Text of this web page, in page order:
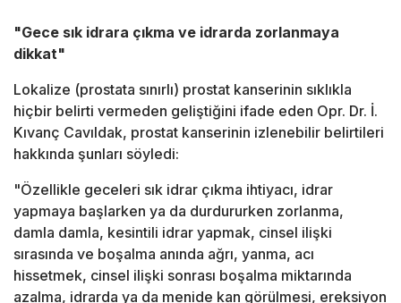
"Gece sık idrara çıkma ve idrarda zorlanmaya
dikkat"
Lokalize (prostata sınırlı) prostat kanserinin sıklıkla
hiçbir belirti vermeden geliştiğini ifade eden Opr. Dr. İ.
Kıvanç Cavıldak, prostat kanserinin izlenebilir belirtileri
hakkında şunları söyledi:
"Özellikle geceleri sık idrar çıkma ihtiyacı, idrar
yapmaya başlarken ya da durdururken zorlanma,
damla damla, kesintili idrar yapmak, cinsel ilişki
sırasında ve boşalma anında ağrı, yanma, acı
hissetmek, cinsel ilişki sonrası boşalma miktarında
azalma, idrarda ya da menide kan görülmesi, ereksiyon